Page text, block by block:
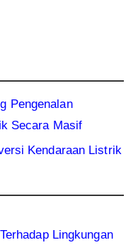
Pengenalan
Secara Masif
Kendaraan Listrik
Lingkungan